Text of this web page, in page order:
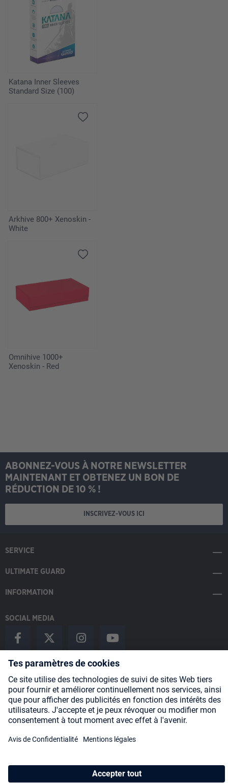
Katana Inner Sleeves
Standard Size (100)
Arkhive 800+ Xenoskin -
White
Omnihive 1000+
Xenoskin - Red
ABONNEZ-VOUS À NOTRE NEWSLETTER
MAINTENANT ET OBTENEZ UN BON DE
RÉDUCTION DE 10 % !
INSCRIVEZ-VOUS ICI
SERVICE
ULTIMATE GUARD
INFORMATION
SOCIAL MEDIA
Payment Methods
Shipping